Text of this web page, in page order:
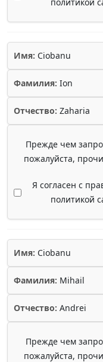
Имя: Ciobanu
Фамилия: Ion
Отчество: Zaharia
Прежде чем
пожалуйста,
Я согласен с
политикой
Имя: Ciobanu
Фамилия: Mihail
Отчество: Andrei
Прежде чем
пожалуйста,